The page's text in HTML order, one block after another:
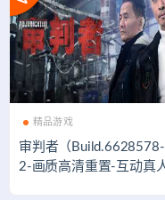
精品游戏
审判者（
2-画质高清重置-互动真